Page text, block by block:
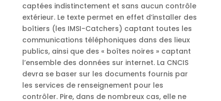
captées indistinctement et sans aucun contrôle
extérieur. Le texte permet en effet d’installer des
boîtiers (les IMSI-Catchers) captant toutes les
communications téléphoniques dans des lieux
publics, ainsi que des « boîtes noires » captant
l’ensemble des données sur internet. La CNCIS
devra se baser sur les documents fournis par
les services de renseignement pour les
contrôler. Pire, dans de nombreux cas, elle ne